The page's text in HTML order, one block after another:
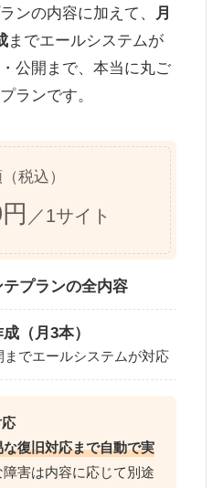
ンの内容に加えて、
月
までエールシステムが
公開まで、本当に丸ご
ランです。
税込）
／1サイト
プランの全内容
（月3本）
でエールシステムが対応
な復旧対応まで自動で実
害は内容に応じて別途